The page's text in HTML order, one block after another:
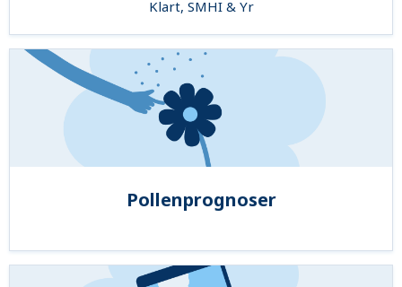
Klart, SMHI & Yr
Pollenprognoser